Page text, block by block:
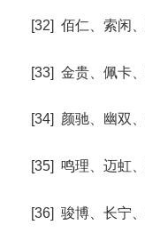
[32] 佰仁、索闲
[33] 金贵、佩卡
[34] 颜驰、幽双
[35] 鸣理、迈虹
[36] 骏博、长宁